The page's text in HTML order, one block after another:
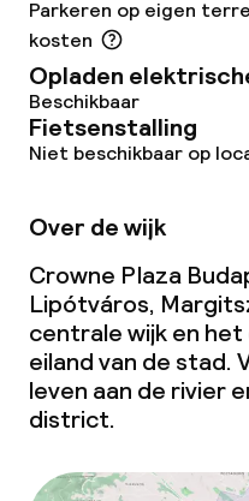
Ontbijtbuffet
Ontbijt à la carte
Lunch à la carte
Dinerbuffet
Diner à la carte
Diner, vast menu
Roomservice
Parkeren op eigen
kosten
Opladen
Beschikbaar
Fietsenstalling
Niet beschikbaar op
Over de wijk
Crowne Plaza
Lipótváros,
centrale wijk en
eiland van de stad.
leven aan de rivier
district.